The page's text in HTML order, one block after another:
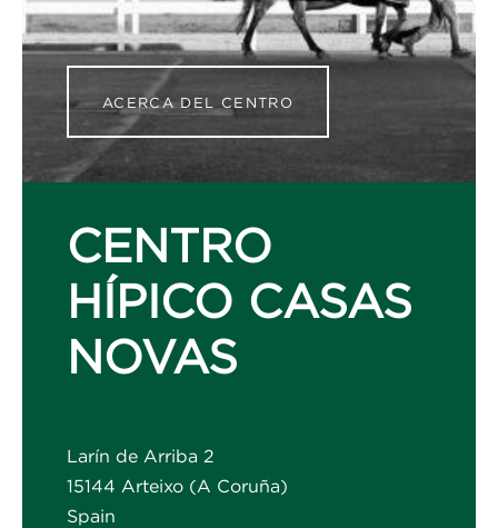
ACERCA DEL CENTRO
CENTRO
HÍPICO CASAS
NOVAS
Larín de Arriba 2
15144 Arteixo (A Coruña)
Spain